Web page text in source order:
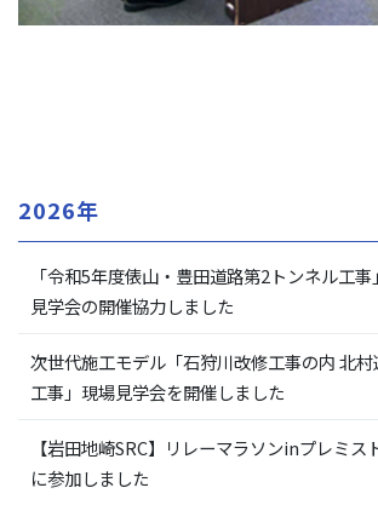
2026年
「令和5年度俵山・豊田道路第2トンネル工
見学会の開催協力しました
次世代施工モデル「石狩川改修工事の内 北
工事」現場見学会を開催しました
【岩田地崎SRC】リレーマラソンinプレミス
に参加しました